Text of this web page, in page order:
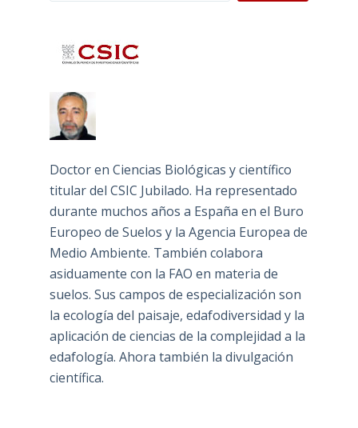
Doctor en Ciencias Biológicas y científico
titular del CSIC Jubilado. Ha representado
durante muchos años a España en el Buro
Europeo de Suelos y la Agencia Europea de
Medio Ambiente. También colabora
asiduamente con la FAO en materia de
suelos. Sus campos de especialización son
la ecología del paisaje, edafodiversidad y la
aplicación de ciencias de la complejidad a la
edafología. Ahora también la divulgación
científica.